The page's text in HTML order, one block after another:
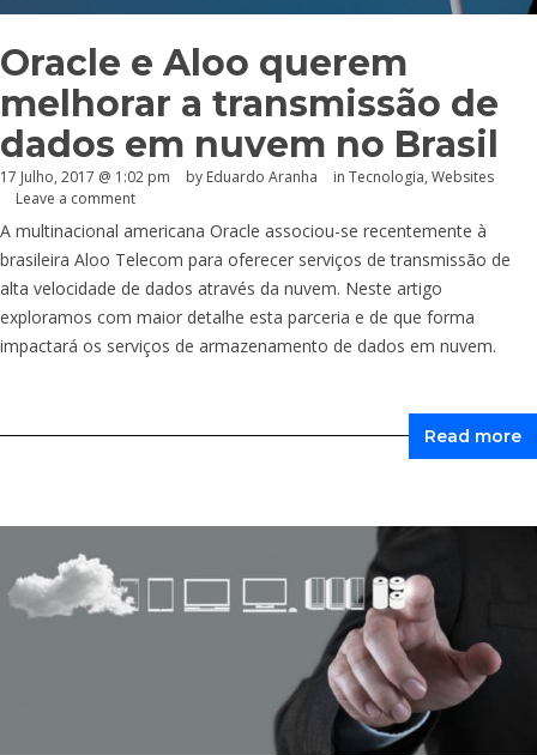
Oracle e Aloo querem
melhorar a transmissão de
dados em nuvem no Brasil
17 Julho, 2017 @ 1:02 pm by Eduardo Aranha in Tecnologia, Websites
Leave a comment
A multinacional americana Oracle associou-se recentemente à
brasileira Aloo Telecom para oferecer serviços de transmissão de
alta velocidade de dados através da nuvem. Neste artigo
exploramos com maior detalhe esta parceria e de que forma
impactará os serviços de armazenamento de dados em nuvem.
Read more